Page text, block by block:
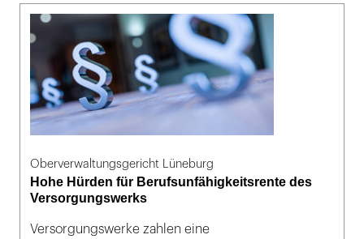
Oberverwaltungsgericht Lüneburg
Hohe Hürden für Berufsunfähigkeitsrente des
Versorgungswerks
Versorgungswerke zahlen eine